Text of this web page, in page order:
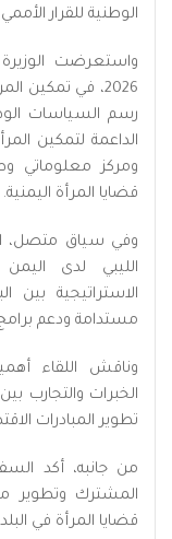
الوطنية للقرار الأممي 1325.
واستعرضت
2026، في تمكين
رسم السياسات
الداعمة لتمكين
ومركز معلوماتي
قضايا المرأة اليمنية.
وفي سياق متصل،
الليبي لدى
الاستراتيجية
مستدامة ودعم
وناقش اللقاء
الخبرات والتجارب
تطوير المبادرات
من جانبه، أكد
المشترك وتطوير
قضايا المرأة في